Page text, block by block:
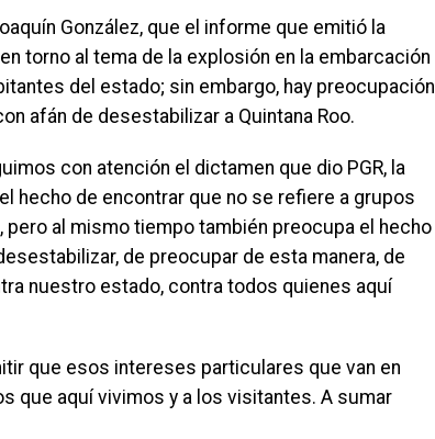
González, que el informe que emitió la
torno al tema de la explosión en la embarcación
del estado; sin embargo, hay preocupación
afán de desestabilizar a Quintana Roo.
con atención el dictamen que dio PGR, la
hecho de encontrar que no se refiere a grupos
al mismo tiempo también preocupa el hecho
de preocupar de esta manera, de
nuestro estado, contra todos quienes aquí
que esos intereses particulares que van en
que aquí vivimos y a los visitantes. A sumar